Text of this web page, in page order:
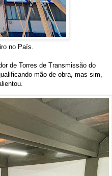
no País.
de Torres de Transmissão do
mão de obra, mas sim,